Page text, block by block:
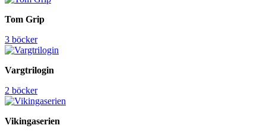
Tom Grip
3 böcker
Vargtrilogin
2 böcker
Vikingaserien